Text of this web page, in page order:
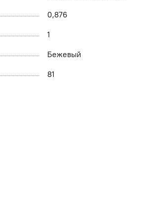
0,876
1
Бежевый
81